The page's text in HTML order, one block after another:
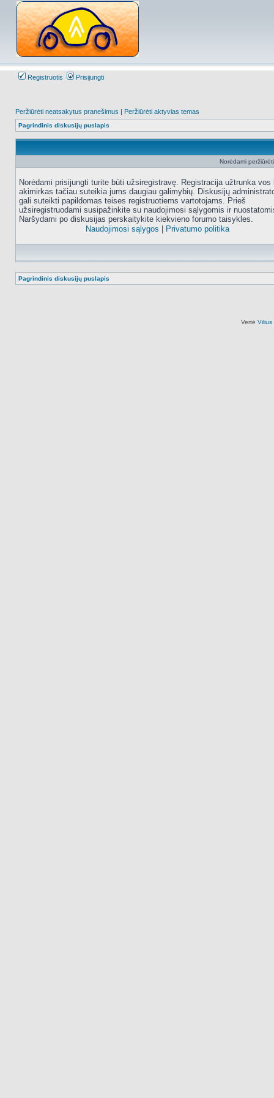
Registruotis Prisijungti
Peržiūrėti neatsakytus pranešimus | Peržiūrėti aktyvias temas
Pagrindinis diskusijų puslapis
Norėdami
Norėdami prisijungti turite būti užsiregistravę. Registracija užtrunka vos
akimirkas tačiau suteikia jums daugiau galimybių. Diskusijų
gali suteikti papildomas teises registruotiems vartotojams. Prieš
užsiregistruodami susipažinkite su naudojimosi sąlygomis ir
Naršydami po diskusijas perskaitykite kiekvieno forumo taisykles.
Naudojimosi sąlygos
Privatumo politika
Pagrindinis diskusijų puslapis
Vertė Vilius